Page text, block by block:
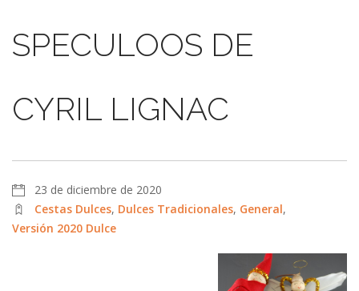
SPECULOOS DE
CYRIL LIGNAC
23 de diciembre de 2020
Cestas Dulces, Dulces Tradicionales, General,
Versión 2020 Dulce